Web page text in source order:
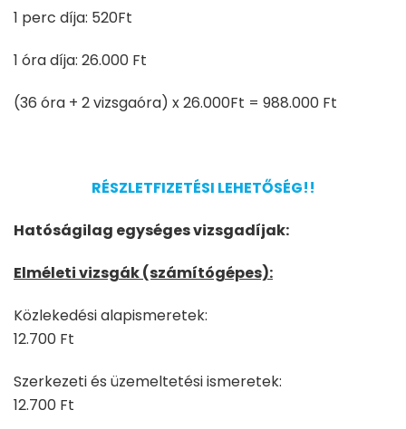
1 perc díja: 520Ft
1 óra díja: 26.000 Ft
(36 óra + 2 vizsgaóra) x 26.000Ft = 988.000 Ft
RÉSZLETFIZETÉSI LEHETŐSÉG!!
Hatóságilag egységes vizsgadíjak:
Elméleti vizsgák (számítógépes):
Közlekedési alapismeretek:
12.700 Ft
Szerkezeti és üzemeltetési ismeretek:
12.700 Ft